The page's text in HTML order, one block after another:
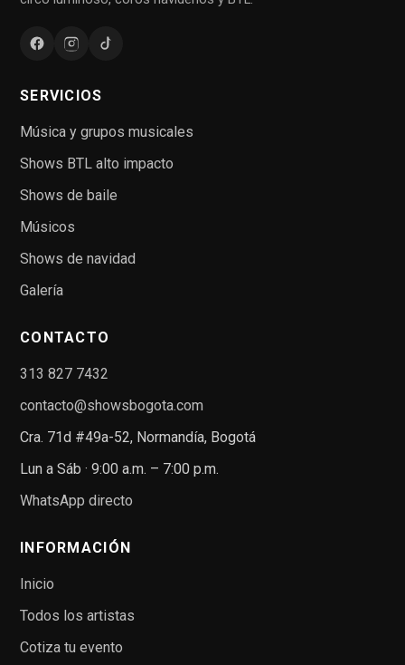
SERVICIOS
Música y grupos musicales
Shows BTL alto impacto
Shows de baile
Músicos
Shows de navidad
Galería
CONTACTO
313 827 7432
contacto@showsbogota.com
Cra. 71d #49a-52, Normandía, Bogotá
Lun a Sáb · 9:00 a.m. – 7:00 p.m.
WhatsApp directo
INFORMACIÓN
Inicio
Todos los artistas
Cotiza tu evento